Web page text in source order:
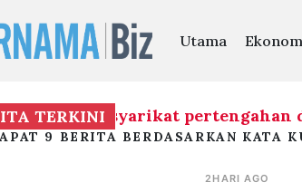
Utama
TERKINI
GLIC, syarikat pertengahan
9 BERITA BERDASARKAN KATA
2HARI AGO